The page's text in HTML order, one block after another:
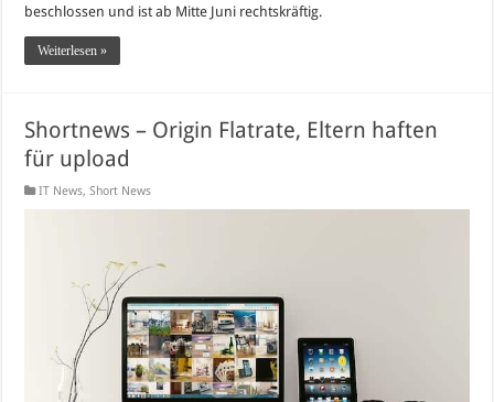
beschlossen und ist ab Mitte Juni rechtskräftig.
Weiterlesen »
Shortnews – Origin Flatrate, Eltern haften
für upload
IT News,Short News